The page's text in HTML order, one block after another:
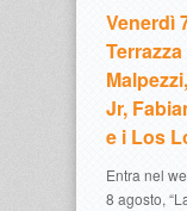
Venerdì
Jr,
e i Los
Entra nel
8 agosto,